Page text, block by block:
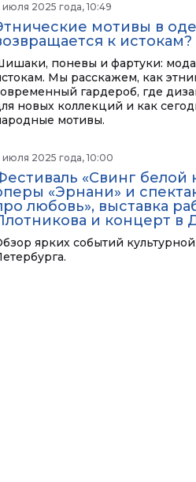
июля 2025 года, 10:49
мотивы в
к истокам?
поневы и фартуки: мода
Мы расскажем, как
гардероб, где
новых коллекций и как
мотивы.
июля 2025 года, 10:00
«Свинг белой
«Эрнани» и
любовь», выставка
и концерт в
ярких событий